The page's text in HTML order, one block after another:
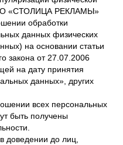
«СТОЛИЦА РЕКЛАМЫ»
обработки
данных физических
на основании статьи
закона от 27.07.2006
на дату принятия
данных», других
всех персональных
быть получены
доведении до лиц,